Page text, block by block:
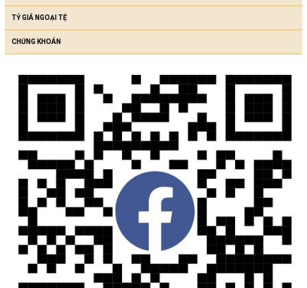
TỶ GIÁ NGOẠI TỆ
CHỨNG KHOÁN